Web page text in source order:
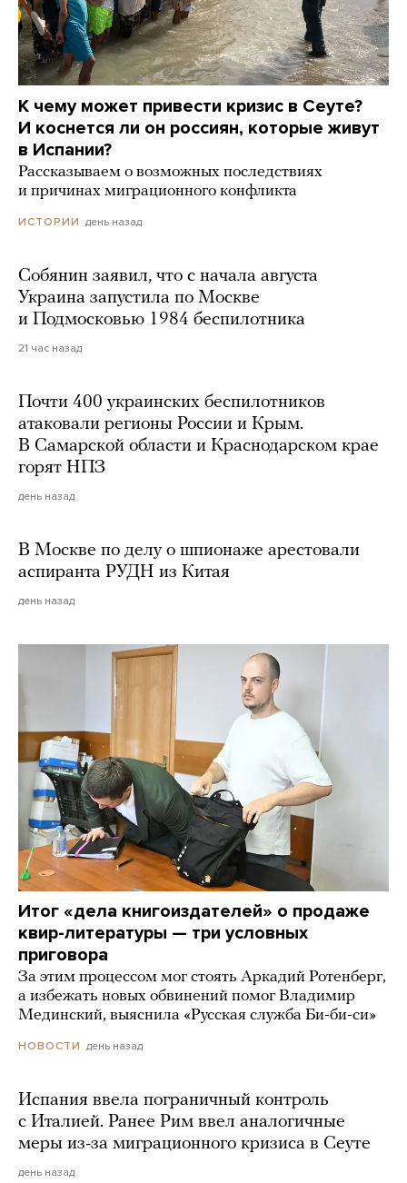
К чему может привести кризис в Сеуте?
И коснется ли он россиян, которые живут
в Испании?
Рассказываем о возможных последствиях
и причинах миграционного конфликта
ИСТОРИИ день назад
Собянин заявил, что с начала августа
Украина запустила по Москве
и Подмосковью 1984 беспилотника
21 час назад
Почти 400 украинских беспилотников
атаковали регионы России и Крым.
В Самарской области и Краснодарском крае
горят НПЗ
день назад
В Москве по делу о шпионаже арестовали
аспиранта РУДН из Китая
день назад
Итог «дела книгоиздателей» о продаже
квир-литературы — три условных
приговора
За этим процессом мог стоять Аркадий Ротенберг,
а избежать новых обвинений помог Владимир
Мединский, выяснила «Русская служба Би-би-си»
НОВОСТИ день назад
Испания ввела пограничный контроль
с Италией. Ранее Рим ввел аналогичные
меры из-за миграционного кризиса в Сеуте
день назад